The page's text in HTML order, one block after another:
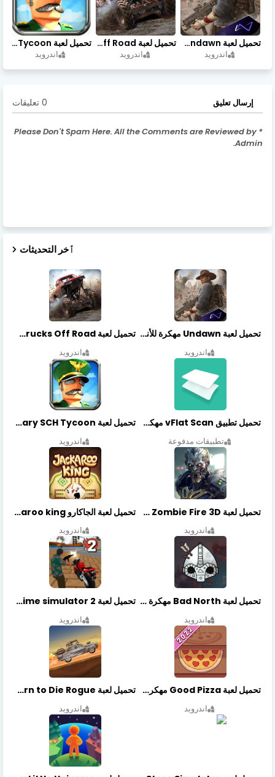
تحميل لعبة Undawn مهكرة للأندرويد أخر إصدار | تحميل مباشر + موارد غير محدودة
اندرويد
تحميل لعبة Trucks Off Road مهكرة اخر اصدار
اندرويد
تحميل لعبة Idle Military SCH Tycoon مهكرة آخر إصدار
اندرويد
إرسال تعليق 0 تعليقات
* Please Don't Spam Here. All the Comments are Reviewed by
Admin.
ٱخر التحديثات
تحميل لعبة Undawn مهكرة للأندرويد أخر إصدار | تحميل مباشر + موارد غير محدودة
اندرويد
تحميل لعبة Trucks Off Road مهكرة اخر اصدار
اندرويد
تحميل تطبيق vFlat Scan مهكر آخر إصدار
تطبيقات مدفوعة
تحميل لعبة Idle Military SCH Tycoon مهكرة آخر إصدار
اندرويد
تحميل لعبة Zombie Fire 3D مهكرة آخر إصدار
اندرويد
تحميل لعبة الجاكارو jackaroo king آخر إصدار
اندرويد
تحميل لعبة Bad North مهكرة آخر إصدار
اندرويد
تحميل لعبة Vegas crime simulator 2 مهكرة اخر اصدار
اندرويد
تحميل لعبة Good Pizza مهكرة اخر اصدار
اندرويد
تحميل لعبة Earn to Die Rogue مهكرة اخر اصدار
اندرويد